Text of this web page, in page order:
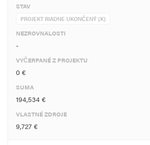
STAV
PROJEKT RIADNE UKONČENÝ (K)
NEZROVNALOSTI
-
VYČERPANÉ Z PROJEKTU
0 €
SUMA
194,534 €
VLASTNÉ ZDROJE
9,727 €